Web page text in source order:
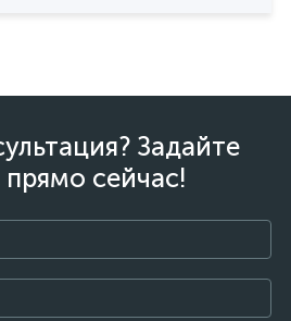
Задайте
прямо сейчас!